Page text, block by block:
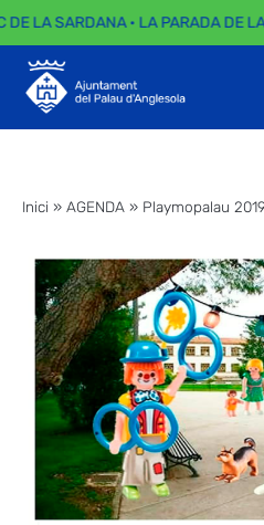
LA SARDANA · LA PARADA DE
Inici » AGENDA » Playmopalau 2019